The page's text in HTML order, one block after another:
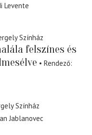
Levente
Színház
felszínes és
Rendező
Színház
Jablanovec